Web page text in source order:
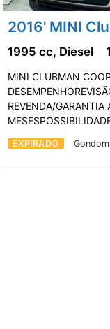
2016' MINI
EXPIRADO
1995 cc, Diesel
MINI CLUBMAN
REVENDA/GARANTIA